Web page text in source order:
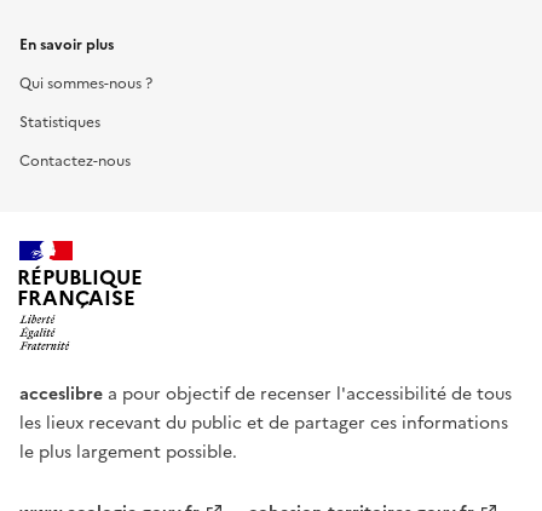
En savoir plus
Qui sommes-nous ?
Statistiques
Contactez-nous
RÉPUBLIQUE
FRANÇAISE
acceslibre a pour objectif de recenser l'accessibilité de tous
les lieux recevant du public et de partager ces informations
le plus largement possible.